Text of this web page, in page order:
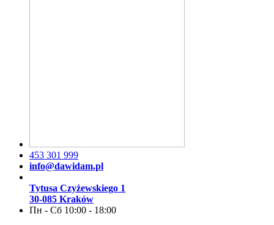
453 301 999
info@dawidam.pl
Tytusa Czyżewskiego 1
30-085 Kraków
Пн - Сб 10:00 - 18:00